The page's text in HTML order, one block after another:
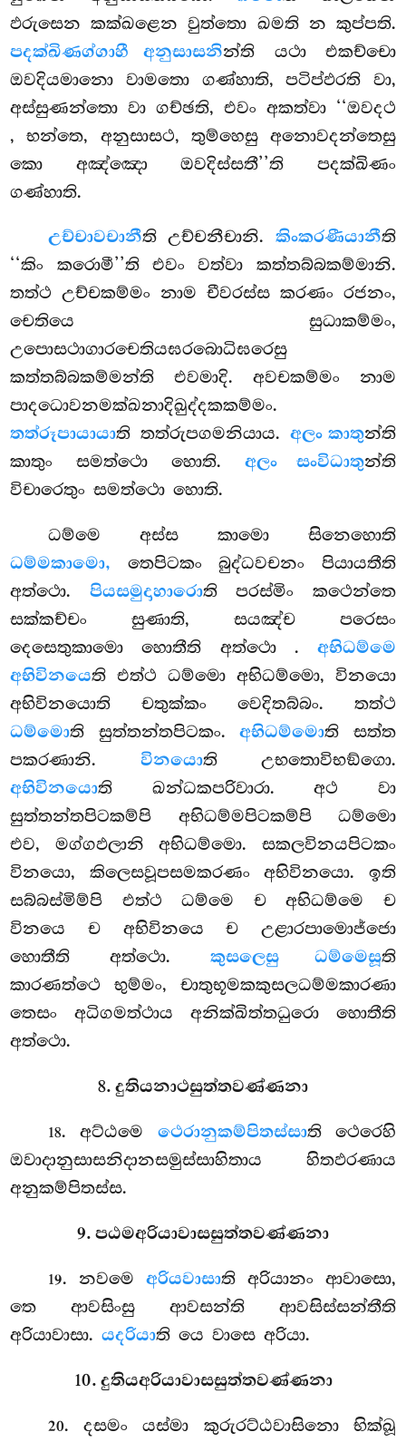
ඵරුසෙන කක්ඛළෙන වුත්තො ඛමති න කුප්පති.
පදක්ඛිණග්ගාහී අනුසාසනින්ති යථා එකච්චො
ඔවදියමානො වාමතො ගණ්හාති, පටිප්ඵරති වා,
අස්සුණන්තො වා ගච්ඡති, එවං අකත්වා ‘‘ඔවදථ
, භන්තෙ, අනුසාසථ, තුම්හෙසු අනොවදන්තෙසු
කො අඤ්ඤො ඔවදිස්සතී’’ති පදක්ඛිණං
ගණ්හාති.
උච්චාවචානීති උච්චනීචානි. කිංකරණීයානීති
‘‘කිං කරොමී’’ති එවං වත්වා කත්තබ්බකම්මානි.
තත්ථ උච්චකම්මං නාම චීවරස්ස කරණං රජනං,
චෙතියෙ සුධාකම්මං,
උපොසථාගාරචෙතියඝරබොධිඝරෙසු
කත්තබ්බකම්මන්ති එවමාදි. අවචකම්මං නාම
පාදධොවනමක්ඛනාදිඛුද්දකකම්මං.
තත්රූපායායාති තත්රුපගමනියාය. අලං කාතුන්ති
කාතුං සමත්ථො හොති. අලං සංවිධාතුන්ති
විචාරෙතුං සමත්ථො හොති.
ධම්මෙ අස්ස කාමො සිනෙහොති
ධම්මකාමො, තෙපිටකං බුද්ධවචනං පියායතීති
අත්ථො. පියසමුදාහාරොති පරස්මිං කථෙන්තෙ
සක්කච්චං සුණාති, සයඤ්ච පරෙසං
දෙසෙතුකාමො හොතීති අත්ථො . අභිධම්මෙ
අභිවිනයෙති එත්ථ ධම්මො අභිධම්මො, විනයො
අභිවිනයොති චතුක්කං වෙදිතබ්බං. තත්ථ
ධම්මොති සුත්තන්තපිටකං.අභිධම්මොති සත්ත
පකරණානි. විනයොති උභතොවිභඞ්ගො.
අභිවිනයොති ඛන්ධකපරිවාරා. අථ වා
සුත්තන්තපිටකම්පි අභිධම්මපිටකම්පි ධම්මො
එව, මග්ගඵලානි අභිධම්මො. සකලවිනයපිටකං
විනයො, කිලෙසවූපසමකරණං අභිවිනයො. ඉති
සබ්බස්මිම්පි එත්ථ ධම්මෙ ච අභිධම්මෙ ච
විනයෙ ච අභිවිනයෙ ච උළාරපාමොජ්ජො
හොතීති අත්ථො. කුසලෙසු ධම්මෙසූති
කාරණත්ථෙ භුම්මං, චාතුභූමකකුසලධම්මකාරණා
තෙසං අධිගමත්ථාය අනික්ඛිත්තධුරො හොතීති
අත්ථො.
8. දුතියනාථසුත්තවණ්ණනා
18. අට්ඨමෙ ථෙරානුකම්පිතස්සාති ථෙරෙහි
ඔවාදානුසාසනිදානසමුස්සාහිතාය හිතඵරණාය
අනුකම්පිතස්ස.
9. පඨමඅරියාවාසසුත්තවණ්ණනා
19. නවමෙ අරියවාසාති අරියානං ආවාසො,
තෙ ආවසිංසු ආවසන්ති ආවසිස්සන්තීති
අරියාවාසා.යදරියාති යෙ වාසෙ අරියා.
10. දුතියඅරියාවාසසුත්තවණ්ණනා
20. දසමංයස්මා කුරුරට්ඨවාසිනො භික්ඛූ